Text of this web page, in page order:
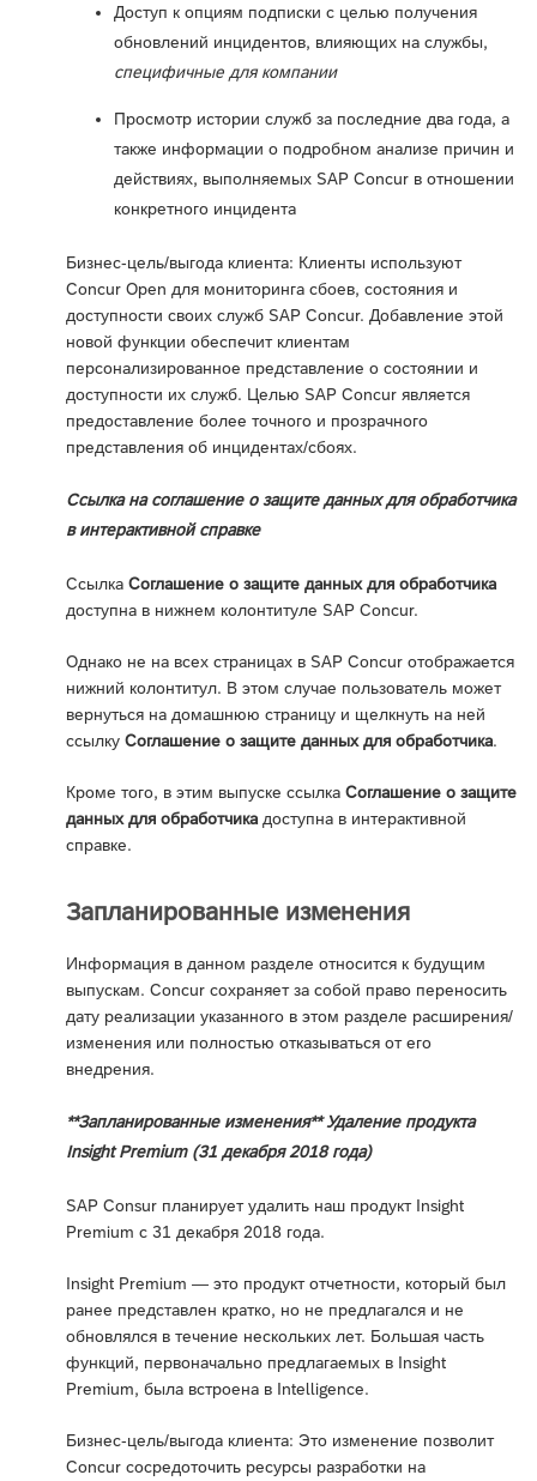
Доступ к опциям подписки с целью получения
обновлений инцидентов, влияющих на службы,
специфичные для компании
Просмотр истории служб за последние два года, а
также информации о подробном анализе причин и
действиях, выполняемых SAP Concur в отношении
конкретного инцидента
Бизнес-цель/выгода клиента: Клиенты используют
Concur Open для мониторинга сбоев, состояния и
доступности своих служб SAP Concur. Добавление этой
новой функции обеспечит клиентам
персонализированное представление о состоянии и
доступности их служб. Целью SAP Concur является
предоставление более точного и прозрачного
представления об инцидентах/сбоях.
Ссылка на соглашение о защите данных для обработчика
в интерактивной справке
Ссылка Соглашение о защите данных для обработчика
доступна в нижнем колонтитуле SAP Concur.
Однако не на всех страницах в SAP Concur отображается
нижний колонтитул. В этом случае пользователь может
вернуться на домашнюю страницу и щелкнуть на ней
ссылку Соглашение о защите данных для обработчика.
Кроме того, в этим выпуске ссылка Соглашение о защите
данных для обработчика доступна в интерактивной
справке.
Запланированные изменения
Информация в данном разделе относится к будущим
выпускам. Concur сохраняет за собой право переносить
дату реализации указанного в этом разделе расширения/
изменения или полностью отказываться от его
внедрения.
**Запланированные изменения** Удаление продукта
Insight Premium (31 декабря 2018 года)
SAP Consur планирует удалить наш продукт Insight
Premium с 31 декабря 2018 года.
Insight Premium — это продукт отчетности, который был
ранее представлен кратко, но не предлагался и не
обновлялся в течение нескольких лет. Большая часть
функций, первоначально предлагаемых в Insight
Premium, была встроена в Intelligence.
Бизнес-цель/выгода клиента: Это изменение позволит
Concur сосредоточить ресурсы разработки на